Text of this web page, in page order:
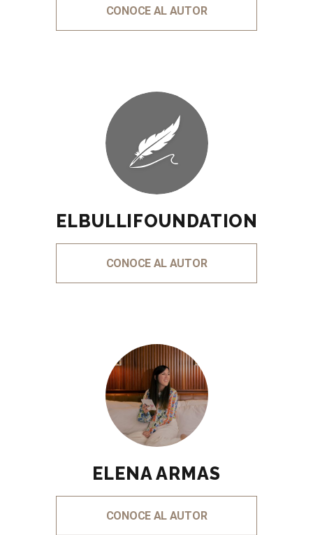
CONOCE AL AUTOR
ELBULLIFOUNDATION
CONOCE AL AUTOR
ELENA ARMAS
CONOCE AL AUTOR